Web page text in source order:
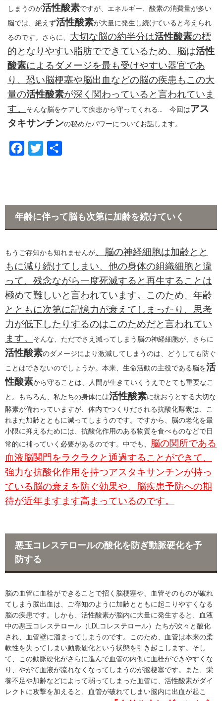
しまうのが活性酸素ですが、エネルギー、酸素の消費量が多い
脳では、絶えず活性酸素が大量に発生し続けていると考えられ
るのです。さらに、 大切な脳の約半分は活性酸素の標
的となりやすい脂肪でできているため、脳は活性
酸素によるダメージを最も受けやすい器官であ
り、恐い脳梗塞や脳出血などの脳の疾患もこの大
量の活性酸素が深く関わっていると言われていま
す。
そんな脳をケアして疾患から守ってくれる… 今回はアス
タキサンチンの秘めたパワーについてお話します。
b
o
k
t
e
年齢に伴って脳も次第に加齢を続けていく
もうご存知かも知れませんが、脳の神経細胞は加齢とと
もに減り続けてしまい、他の身体の組織細胞と違
って、残念ながら一度死滅すると再生することは
極めて難しいと言われています。このため、年齢
とともに次第に記憶力が衰えてしまったり、思考
力が低下したりするのはこのためだと言われてい
ます。
そんな、ただでさえ減ってしまう脳の神経細胞が、さらに
活性酸素のダメージにより激減してしまうのは、どうしても防ぐ
ことはできないのでしょうか。本来、生命活動の主役である脳を活
性酸素から守ることは、人間が生きていくうえでとても重要なこ
と。もちろん、私たちの身体には活性酸素に抗おうとする大切な
酵素が備わっていますが、体内でつくりだされる抗酸化酵素は、こ
れまた加齢とともに減ってしまうのです。ですから、脳の老化を最
小限に抑えるためには、抗酸化作用のある物質を食べものなどで日
常的に補っていく必要があるのです。中でも、 脳の関所である
血液脳関門をラクラクと通過することができて、
強力な抗酸化作用を持つアスタキサンチンが持っ
ている脳の衰えを防ぐ効果や、脳疾患予防への期
待が近年ますます高まっているのです。
悪玉コレステロールの酸化を防ぎ動脈硬化を予
防する
脳の血管に血栓ができることで招く脳梗塞や、血管そのものが破れ
てしまう脳出血は、ご存知のように加齢とともに起こりやすくなる
脳の疾患です。しかも、活性酸素が脳内に大量に発生すると、血液
中の悪玉コレステロール（LDLコレステロール）たちが次々と酸化
され、血管壁に溜まってしまうのです。このため、血管は本来の柔
軟性を失ってしまい動脈硬化という状態を引き起こします。そし
て、この動脈硬化がさらに進んで血管の内側に血栓ができやすくな
り、やがて血液が流れなくなってしまうのが脳梗塞です。また、栄
養不足や加齢などによって弱ってしまった血管に、活性酸素がダイ
レクトに攻撃を加えると、血管が破れてしまい脳内に出血が起こ